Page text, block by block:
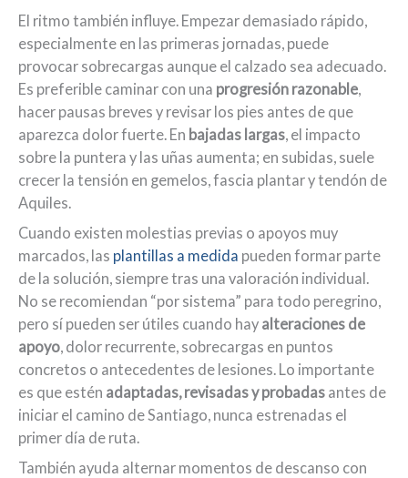
El ritmo también influye. Empezar demasiado rápido,
especialmente en las primeras jornadas, puede
provocar sobrecargas aunque el calzado sea adecuado.
Es preferible caminar con una progresión razonable
hacer pausas breves y revisar los pies antes de que
aparezca dolor fuerte. En bajadas largas , el impacto
sobre la puntera y las uñas aumenta; en subidas, suele
crecer la tensión en gemelos, fascia plantar y tendón de
Aquiles.
Cuando existen molestias previas o apoyos muy
marcados, las plantillas a medida pueden formar parte
de la solución, siempre tras una valoración individual.
No se recomiendan “por sistema” para todo peregrino,
pero sí pueden ser útiles cuando hay alteraciones de
apoyo, dolor recurrente, sobrecargas en puntos
concretos o antecedentes de lesiones. Lo importante
es que estén adaptadas, revisadas y probadas antes de
iniciar el camino de Santiago, nunca estrenadas el
primer día de ruta.
También ayuda alternar momentos de descanso con